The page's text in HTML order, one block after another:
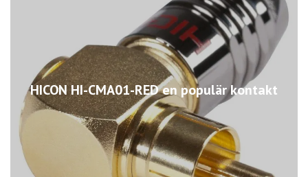
HICON HI-CMA01-RED en populär kontakt